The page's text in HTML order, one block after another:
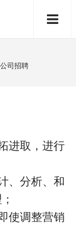
公司招聘
进取，进行
、分析、和
使调整营销